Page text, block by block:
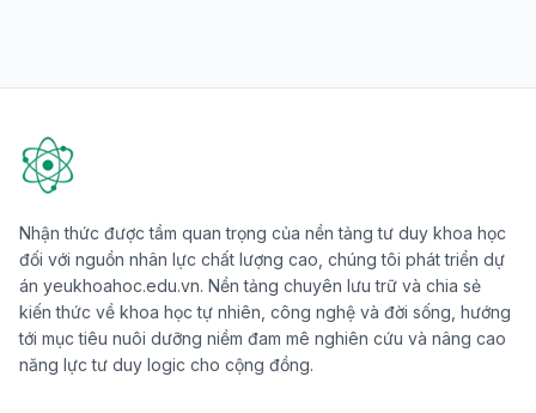
Nhận thức được tầm quan trọng của nền tảng tư duy khoa học
đối với nguồn nhân lực chất lượng cao, chúng tôi phát triển dự
án yeukhoahoc.edu.vn. Nền tảng chuyên lưu trữ và chia sẻ
kiến thức về khoa học tự nhiên, công nghệ và đời sống, hướng
tới mục tiêu nuôi dưỡng niềm đam mê nghiên cứu và nâng cao
năng lực tư duy logic cho cộng đồng.